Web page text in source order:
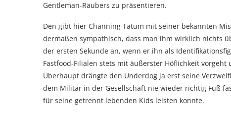
Gentleman-Räubers zu präsentieren.
Den gibt hier Channing Tatum mit seiner bekannten
dermaßen sympathisch, dass man ihm wirklich nichts
der ersten Sekunde an, wenn er ihn als
Fastfood-Filialen stets mit äußerster Höflichkeit
Überhaupt drängte den Underdog ja erst seine
dem Militär in der Gesellschaft nie wieder richtig Fuß
für seine getrennt lebenden Kids leisten konnte.